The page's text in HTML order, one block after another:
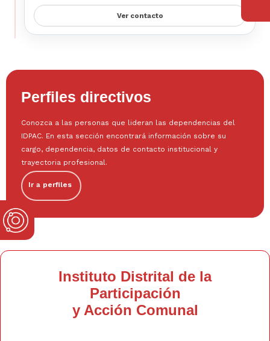
Ver contacto
Perfiles directivos
Conozca a las personas que lideran las dependencias del
IDPAC. En esta sección encontrará información sobre su
cargo, dependencia, datos de contacto institucional y
trayectoria profesional.
Ir a perfiles
Instituto Distrital de la
Participación
y Acción Comunal